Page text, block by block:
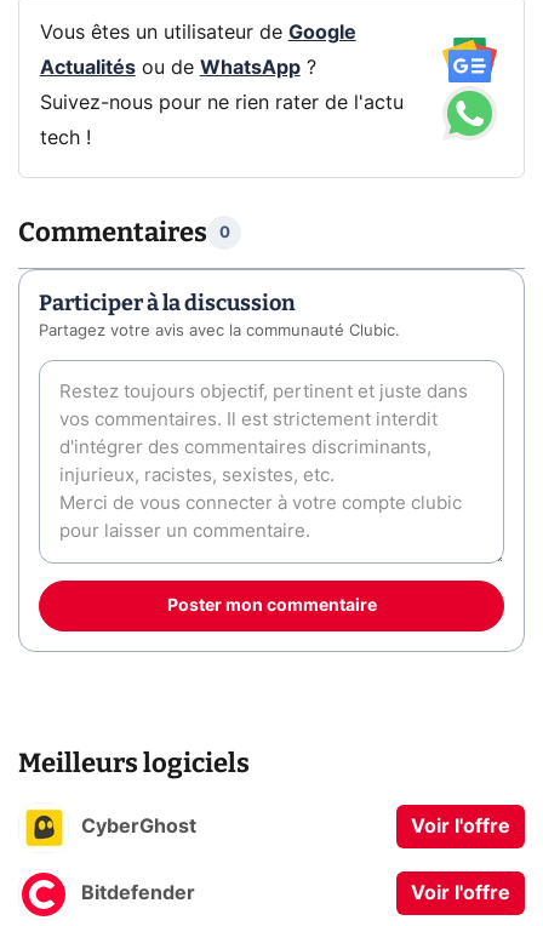
Vous êtes un utilisateur de Google
Actualitésou de WhatsApp?
Suivez-nous pour ne rien rater de l'actu
tech !
Commentaires 0
Participer à la discussion
Partagez votre avis avec la communauté Clubic.
Poster mon commentaire
Meilleurs logiciels
CyberGhost Voir l'offre
Bitdefender Voir l'offre